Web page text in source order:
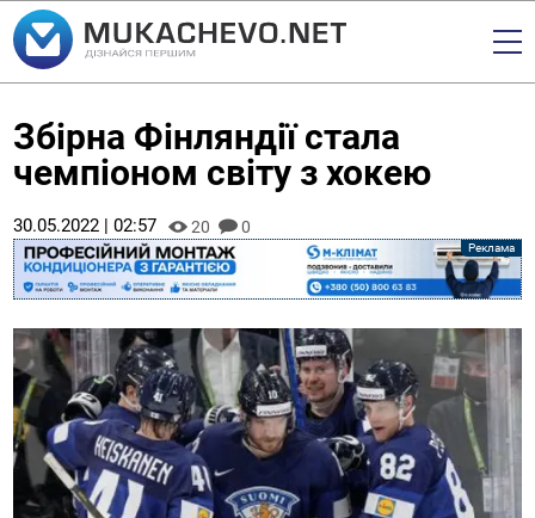
Збірна Фінляндії стала
чемпіоном світу з хокею
30.05.2022 | 02:57 20 0